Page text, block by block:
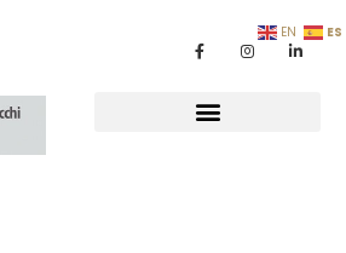
EN ES